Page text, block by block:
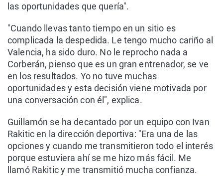
las oportunidades que quería".
"Cuando llevas tanto tiempo en un sitio es
complicada la despedida. Le tengo mucho cariño al
Valencia, ha sido duro. No le reprocho nada a
Corberán, pienso que es un gran entrenador, se ve
en los resultados. Yo no tuve muchas
oportunidades y esta decisión viene motivada por
una conversación con él", explica.
Guillamón se ha decantado por un equipo con Ivan
Rakitic en la dirección deportiva: "Era una de las
opciones y cuando me transmitieron todo el interés
porque estuviera ahí se me hizo más fácil. Me
llamó Rakitic y me transmitió mucha confianza.